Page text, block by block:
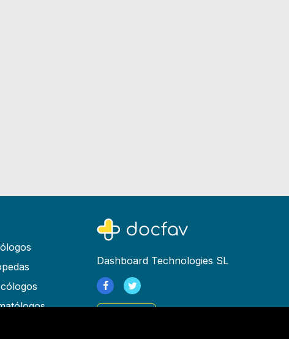
Dashboard Technologies SL